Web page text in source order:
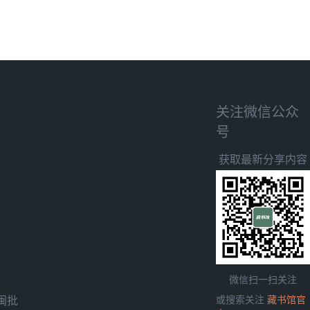
批
关注微信公众
号
获取最新分享内容
微信扫一扫关注
或搜索关注 藏书馆官